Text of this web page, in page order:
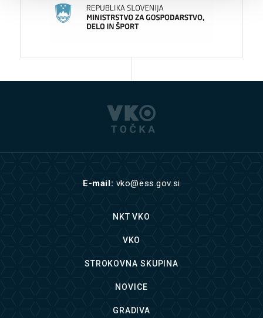
E-mail: vko@ess.gov.si
NKT VKO
VKO
STROKOVNA SKUPINA
NOVICE
GRADIVA